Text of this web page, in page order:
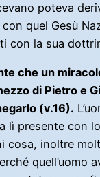
poteva
con quel Gesù
con la sua
che un
di Pietro e
(v.16).
lì presente con
cosa, inoltre
quell’uomo